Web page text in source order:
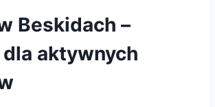
Beskidach –
aktywnych